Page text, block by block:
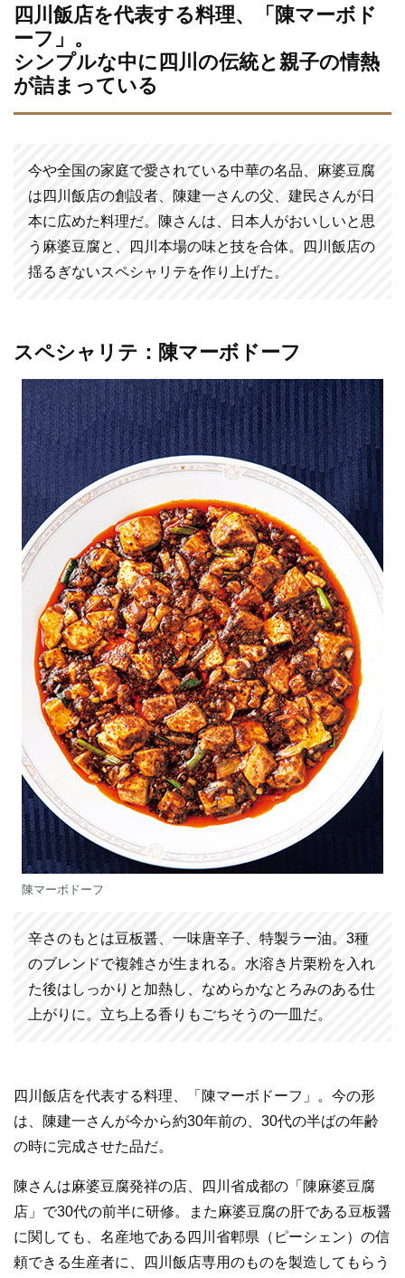
b
o
o
k
四川飯店を代表する料理、「陳マーボド
ーフ」。
シンプルな中に四川の伝統と親子の情熱
が詰まっている
今や全国の家庭で愛されている中華の名品、麻婆豆腐
は四川飯店の創設者、陳建一さんの父、建民さんが日
本に広めた料理だ。陳さんは、日本人がおいしいと思
う麻婆豆腐と、四川本場の味と技を合体。四川飯店の
揺るぎないスペシャリテを作り上げた。
スペシャリテ：陳マーボドーフ
陳マーボドーフ
辛さのもとは豆板醤、一味唐辛子、特製ラー油。3種
のブレンドで複雑さが生まれる。水溶き片栗粉を入れ
た後はしっかりと加熱し、なめらかなとろみのある仕
上がりに。立ち上る香りもごちそうの一皿だ。
四川飯店を代表する料理、「陳マーボドーフ」。今の形
は、陳建一さんが今から約30年前の、30代の半ばの年齢
の時に完成させた品だ。
陳さんは麻婆豆腐発祥の店、四川省成都の「陳麻婆豆腐
店」で30代の前半に研修。また麻婆豆腐の肝である豆板醤
に関しても、名産地である四川省郫県（ピーシェン）の信
頼できる生産者に、四川飯店専用のものを製造してもらう